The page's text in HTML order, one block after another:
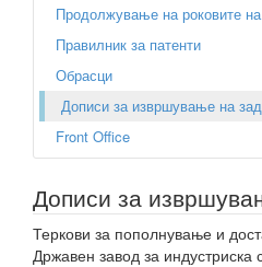
Продолжување на роковите
Правилник за патенти
Обрасци
Дописи за извршување на
Front Office
Дописи за
Теркови за пополнување и
Државен завод за индустриска